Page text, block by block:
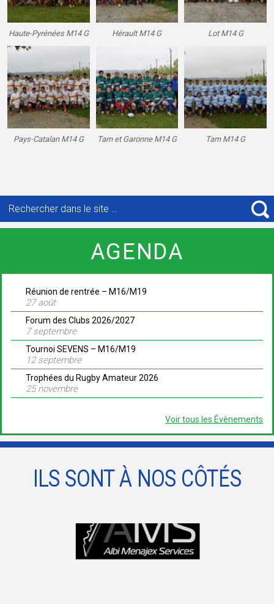
Haute-Pyrénées M14 G Hérault M14 G Lot M14 G
Pays-Catalan M14 G Tarn et Garonne M14 G Tarn M14 G
pour
:
AGENDA
Réunion de rentrée – M16/M19
27 août
Forum des Clubs 2026/2027
7 septembre
Tournoi SEVENS – M16/M19
12 septembre
Trophées du Rugby Amateur 2026
25 novembre
Voir tous les Évènements
ILS SONT À NOS CÔTÉS